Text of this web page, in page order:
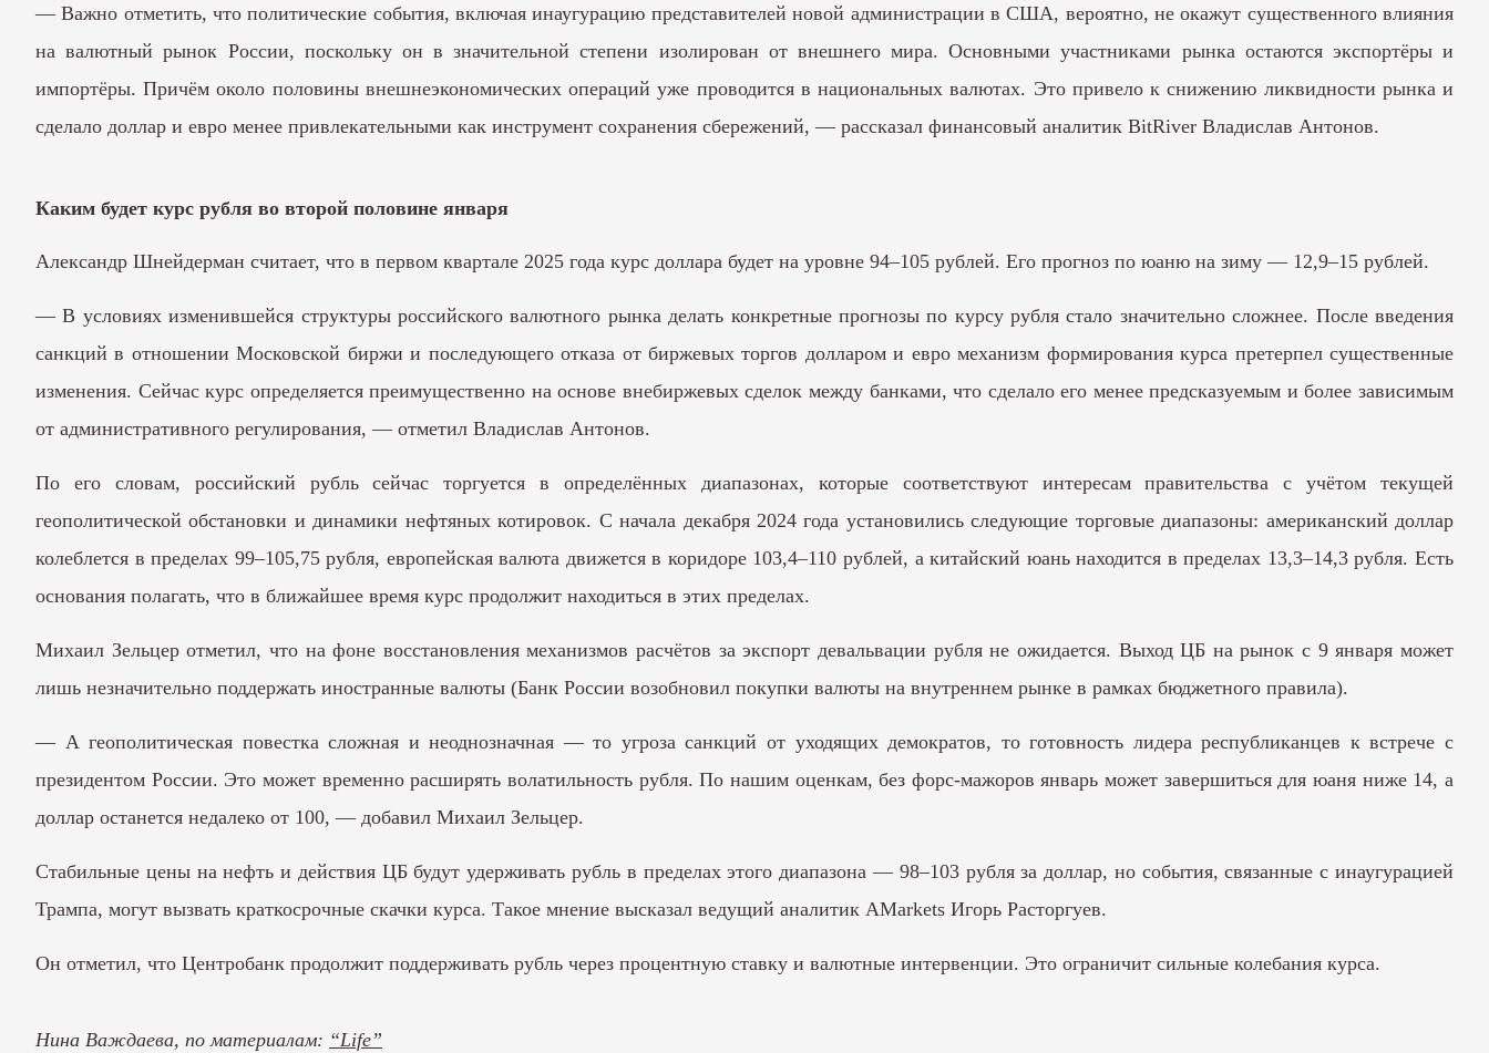
— Важно отметить, что политические события, включая инаугурацию представителей новой администрации в США, вероятно, не окажут существенного влияния
на валютный рынок России, поскольку он в значительной степени изолирован от внешнего мира. Основными участниками рынка остаются экспортёры и
импортёры. Причём около половины внешнеэкономических операций уже проводится в национальных валютах. Это привело к снижению ликвидности рынка и
сделало доллар и евро менее привлекательными как инструмент сохранения сбережений, — рассказал финансовый аналитик BitRiver Владислав Антонов.
Каким будет курс рубля во второй половине января
Александр Шнейдерман считает, что в первом квартале 2025 года курс доллара будет на уровне 94–105 рублей. Его прогноз по юаню на зиму — 12,9–15 рублей.
— В условиях изменившейся структуры российского валютного рынка делать конкретные прогнозы по курсу рубля стало значительно сложнее. После введения
санкций в отношении Московской биржи и последующего отказа от биржевых торгов долларом и евро механизм формирования курса претерпел существенные
изменения. Сейчас курс определяется преимущественно на основе внебиржевых сделок между банками, что сделало его менее предсказуемым и более зависимым
от административного регулирования, — отметил Владислав Антонов.
По его словам, российский рубль сейчас торгуется в определённых диапазонах, которые соответствуют интересам правительства с учётом текущей
геополитической обстановки и динамики нефтяных котировок. С начала декабря 2024 года установились следующие торговые диапазоны: американский доллар
колеблется в пределах 99–105,75 рубля, европейская валюта движется в коридоре 103,4–110 рублей, а китайский юань находится в пределах 13,3–14,3 рубля. Есть
основания полагать, что в ближайшее время курс продолжит находиться в этих пределах.
Михаил Зельцер отметил, что на фоне восстановления механизмов расчётов за экспорт девальвации рубля не ожидается. Выход ЦБ на рынок с 9 января может
лишь незначительно поддержать иностранные валюты (Банк России возобновил покупки валюты на внутреннем рынке в рамках бюджетного правила).
— А геополитическая повестка сложная и неоднозначная — то угроза санкций от уходящих демократов, то готовность лидера республиканцев к встрече с
президентом России. Это может временно расширять волатильность рубля. По нашим оценкам, без форс-мажоров январь может завершиться для юаня ниже 14, а
доллар останется недалеко от 100, — добавил Михаил Зельцер.
Стабильные цены на нефть и действия ЦБ будут удерживать рубль в пределах этого диапазона — 98–103 рубля за доллар, но события, связанные с инаугурацией
Трампа, могут вызвать краткосрочные скачки курса. Такое мнение высказал ведущий аналитик AMarkets Игорь Расторгуев.
Он отметил, что Центробанк продолжит поддерживать рубль через процентную ставку и валютные интервенции. Это ограничит сильные колебания курса.
Нина Важдаева, по материалам: “Life”